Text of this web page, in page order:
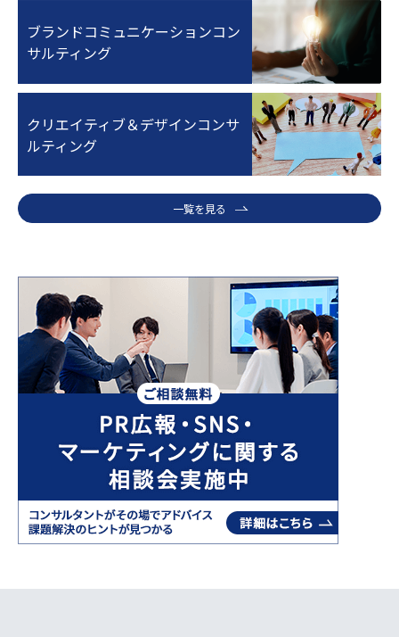
ブランドコミュニケーションコン
サルティング
クリエイティブ＆デザインコンサ
ルティング
一覧を見る